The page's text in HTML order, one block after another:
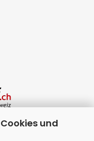
und